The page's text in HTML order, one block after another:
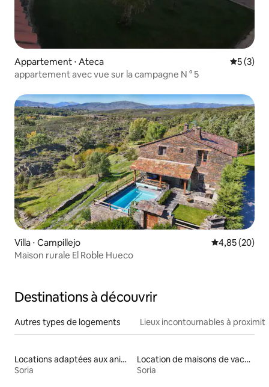
Appartement ⋅ Ateca
5 (3)
appartement avec vue sur la campagne N ° 5
Villa ⋅ Campillejo Évaluation
4,85 (20)
Maison rurale El Roble Hueco
Destinations à découvrir
Autres types de logements Lieux incontournables à
Locations adaptées aux animaux
Soria
Location de maisons de vacances
Soria